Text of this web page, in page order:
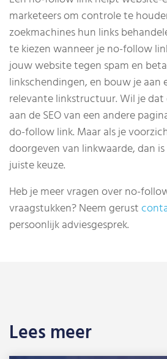
marketeers om controle te
zoekmachines hun links
te kiezen wanneer je no-follow
jouw website tegen spam en
linkschendingen, en bouw je aan
relevante linkstructuur. Wil je
aan de SEO van een andere
do-follow link. Maar als je
doorgeven van linkwaarde, dan
juiste keuze.
Heb je meer vragen over no-
vraagstukken? Neem gerust
persoonlijk adviesgesprek.
Lees meer